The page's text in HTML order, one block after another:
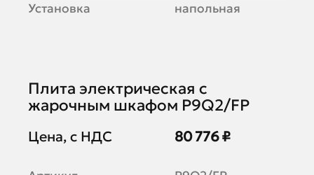
Установка
напольная
Плита электрическая с
жарочным шкафом P9Q2/FP
Цена, с НДС 80 776 ₽